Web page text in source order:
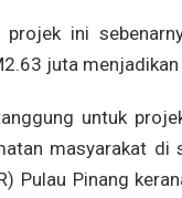
projek ini
juta
untuk
masyarakat di
Pulau Pinang